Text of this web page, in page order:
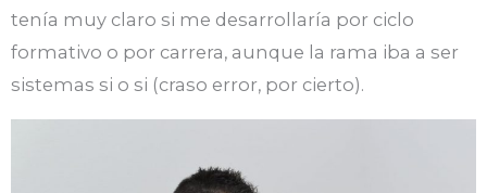
tenía muy claro si me desarrollaría por ciclo
formativo o por carrera, aunque la rama iba a ser
sistemas si o si (craso error, por cierto).